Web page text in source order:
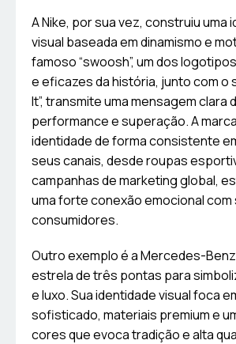
A Nike, por sua vez, construiu uma
visual baseada em dinamismo e
famoso “swoosh”, um dos
e eficazes da história, junto com o
It”, transmite uma mensagem clara
performance e superação. A
identidade de forma consistente
seus canais, desde roupas
campanhas de marketing global,
uma forte conexão emocional com
consumidores.
Outro exemplo é a Mercedes-
estrela de três pontas para
e luxo. Sua identidade visual foca
sofisticado, materiais premium e
cores que evoca tradição e alta